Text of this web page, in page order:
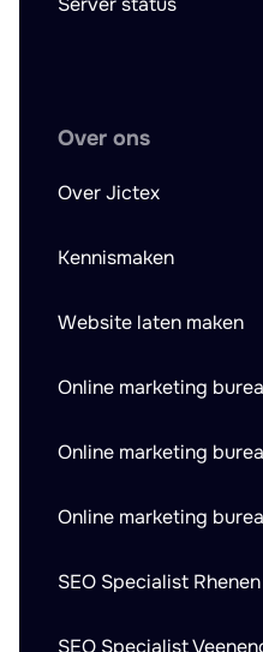
Over ons
Over Jictex
Kennismaken
Website laten maken
Online marketing
Online marketing
Online marketing
SEO Specialist Rhenen
SEO Specialist